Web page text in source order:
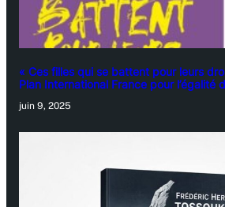
« Ces filles qui se battent pour leurs
Plan International France pour l’égalité
juin 9, 2025